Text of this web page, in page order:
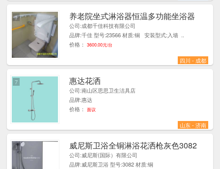
养老院坐式淋浴器恒温多功能坐浴器
公司:成都千佳科技有限公司
品牌:千佳 型号:23566 材质:铜 安装型式:入墙 ..
价格：
3600.00元/台
四川 - 成都
1
惠达花洒
公司:南山区思思卫生洁具店
品牌:惠达
价格：
面议
山东 - 济南
7
威尼斯卫浴全铜淋浴花洒枪灰色3082
公司:威尼斯(国际）有限公司
品牌:威尼斯卫浴 型号:3082 材质:铜
1